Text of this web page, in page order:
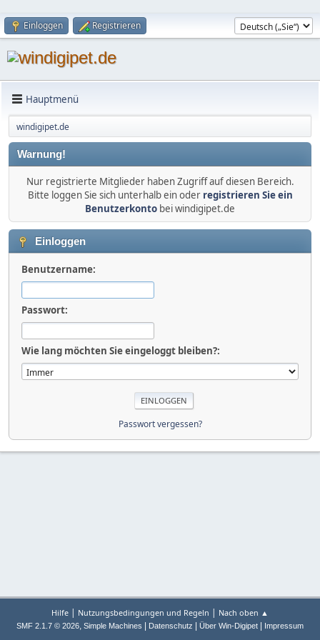
Einloggen Registrieren
Hauptmenü
windigipet.de
Warnung!
Nur registrierte Mitglieder haben Zugriff auf diesen Bereich.
Bitte loggen Sie sich unterhalb ein oder registrieren Sie ein
Benutzerkonto bei windigipet.de
Einloggen
Benutzername:
Passwort:
Wie lang möchten Sie eingeloggt bleiben?:
Passwort vergessen?
Hilfe | Nutzungsbedingungen und Regeln | Nach oben ▲
SMF 2.1.7 © 2026, Simple Machines Datenschutz Über Win-Digipet Impressum